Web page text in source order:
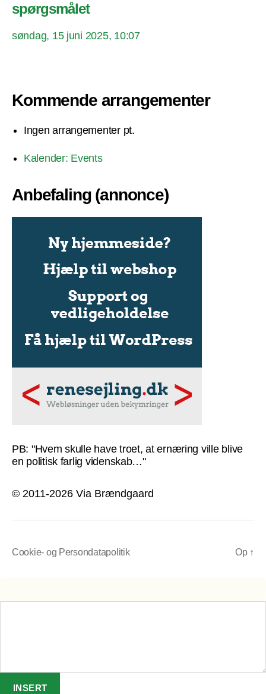
spørgsmålet
søndag, 15 juni 2025, 10:07
Kommende arrangementer
Ingen arrangementer pt.
Kalender: Events
Anbefaling (annonce)
PB: "Hvem skulle have troet, at ernæring ville blive
en politisk farlig videnskab…"
© 2011-2026 Via Brændgaard
Cookie- og Persondatapolitik Op ↑
INSERT